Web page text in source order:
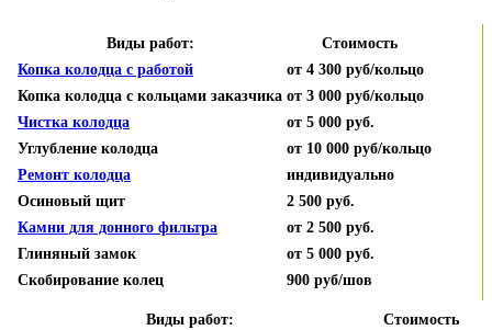
Виды работ:
Стоимость
Копка колодца с работой
от 4 300 руб/кольцо
Копка колодца с кольцами заказчика от 3 000 руб/кольцо
Чистка колодца
от 5 000 руб.
Углубление колодца
от 10 000 руб/кольцо
Ремонт колодца
индивидуально
Осиновый щит
2 500 руб.
Камни для донного фильтра
от 2 500 руб.
Глиняный замок
от 5 000 руб.
Скобирование колец
900 руб/шов
Виды работ: Стоимость